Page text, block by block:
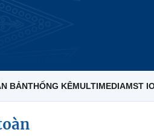
BẢNTHỐNG KÊMULTIMEDIAMST